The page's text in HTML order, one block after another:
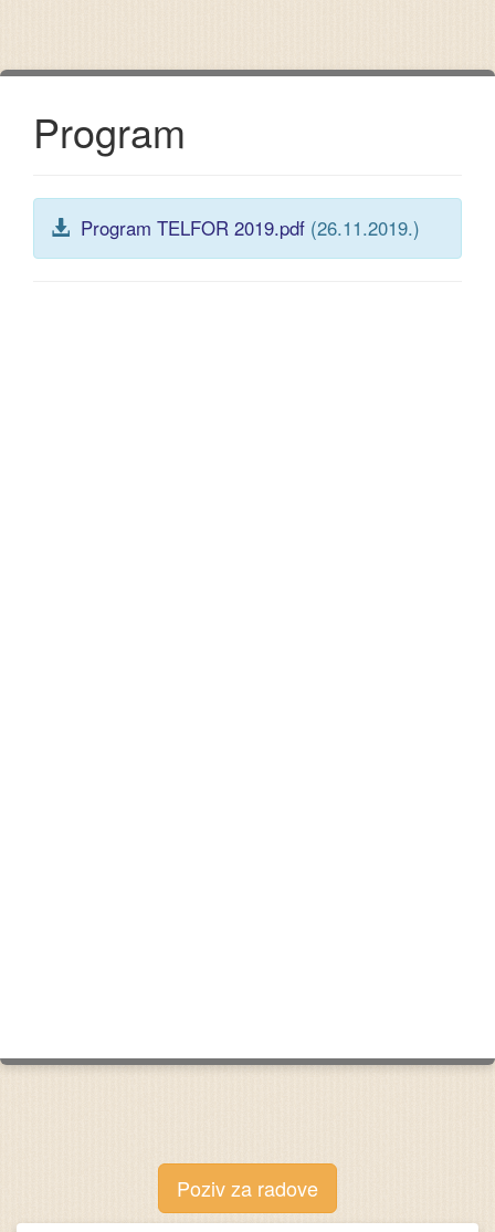
Program
Program TELFOR 2019.pdf (26.11.2019.)
Poziv za radove